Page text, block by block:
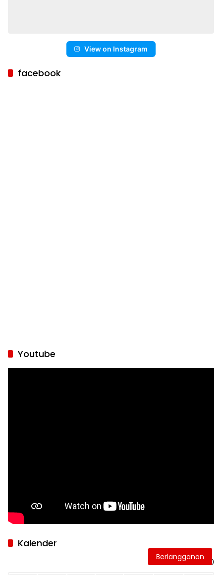
View on Instagram
facebook
Youtube
Kalender
Oktober 2020
Berlangganan